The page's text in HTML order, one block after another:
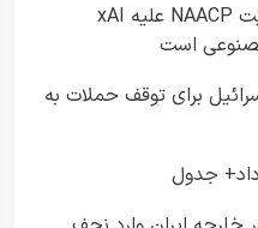
وزارت دادگستری آمریکا: شکایت NAACP علیه xAI
است
برای توقف حملات به